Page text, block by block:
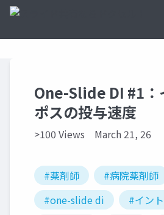
One-Slide DI #1：
ポスの投与速度
>100 Views March 21, 26
#薬剤師
#病院薬剤師
#one-slide di
#イン